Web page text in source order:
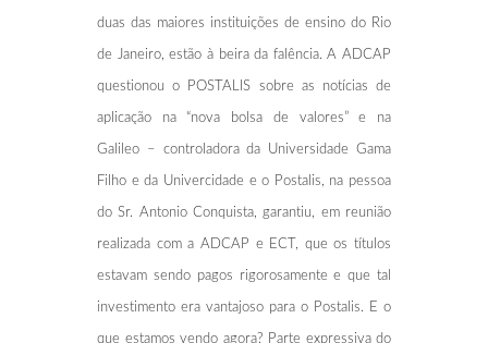
duas das maiores instituições de ensino do Rio
de Janeiro, estão à beira da falência. A ADCAP
questionou o POSTALIS sobre as notícias de
aplicação na “nova bolsa de valores” e na
Galileo – controladora da Universidade Gama
Filho e da Univercidade e o Postalis, na pessoa
do Sr. Antonio Conquista, garantiu, em reunião
realizada com a ADCAP e ECT, que os títulos
estavam sendo pagos rigorosamente e que tal
investimento era vantajoso para o Postalis. E o
que estamos vendo agora? Parte expressiva do